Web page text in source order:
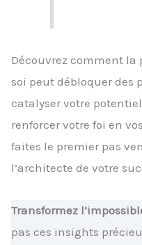
Découvrez comment la
soi peut débloquer des
catalyser votre
renforcer votre foi en
faites le premier pas
l’architecte de votre
Transformez
pas ces insights